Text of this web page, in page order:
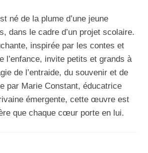
né de la plume d’une jeune
dans le cadre d’un projet scolaire.
inspirée par les contes et
l’enfance, invite petits et grands à
de l’entraide, du souvenir et de
par Marie Constant, éducatrice
émergente, cette œuvre est
que chaque cœur porte en lui.